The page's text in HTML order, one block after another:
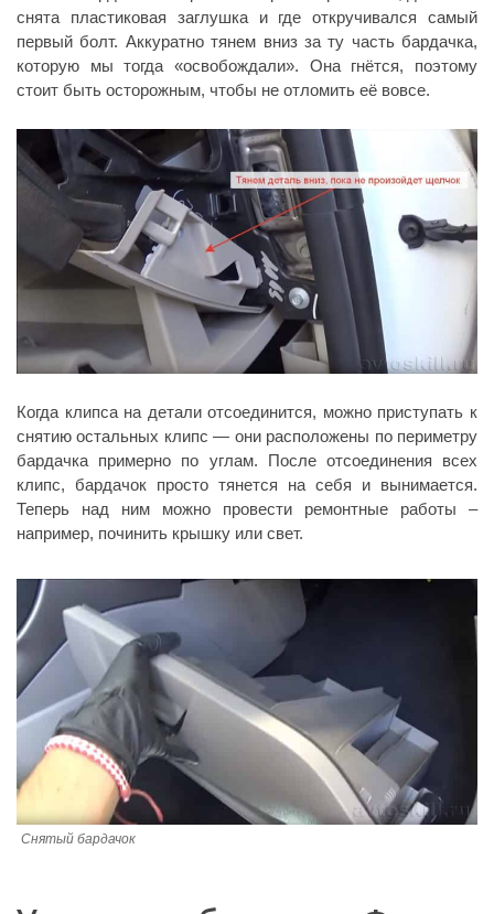
снята пластиковая заглушка и где откручивался самый
первый болт. Аккуратно тянем вниз за ту часть бардачка,
которую мы тогда «освобождали». Она гнётся, поэтому
стоит быть осторожным, чтобы не отломить её вовсе.
Когда клипса на детали отсоединится, можно приступать к
снятию остальных клипс — они расположены по периметру
бардачка примерно по углам. После отсоединения всех
клипс, бардачок просто тянется на себя и вынимается.
Теперь над ним можно провести ремонтные работы –
например, починить крышку или свет.
Снятый бардачок